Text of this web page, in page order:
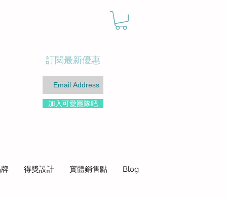
訂閱最新優惠
加入可愛團隊吧
得獎設計 實體銷售點 Blog